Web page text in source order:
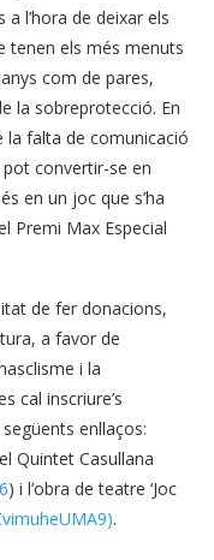
l’hora de deixar els
tenen els més menuts
com de pares,
la sobreprotecció. En
la falta de comunicació
convertir-se en
en un joc que s’ha
Premi Max Especial
de fer donacions,
a favor de
i la
cal inscriure’s
enllaços:
Quintet Casullana
) i l’obra de teatre ‘Joc
.